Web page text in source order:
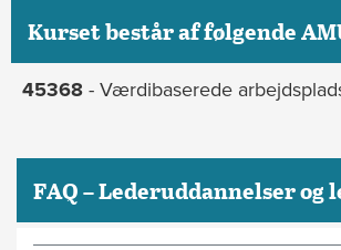
Kurset består af følgende
45368 - Værdibaserede
FAQ – Lederuddannelser